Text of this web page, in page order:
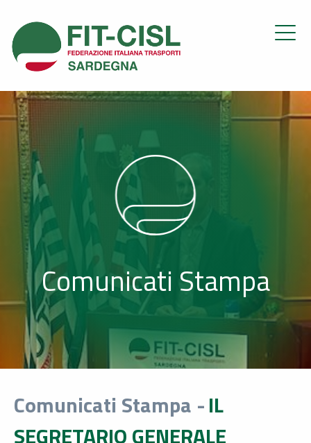
Comunicati Stampa
Comunicati Stampa -IL
SEGRETARIO GENERALE